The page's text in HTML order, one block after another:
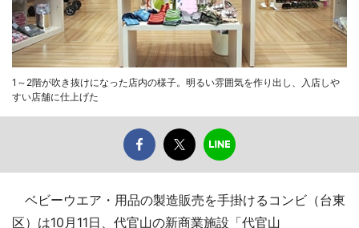
1～2階が吹き抜けになった店内の様子。明るい雰囲気を作り出し、入店しや
すい店舗に仕上げた
ベビーウエア・用品の製造販売を手掛けるコンビ（台東
区）は10月11日、代官山の新商業施設「代官山